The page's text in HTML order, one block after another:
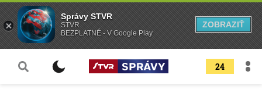
24
Správy STVR
STVR
BEZPLATNÉ - V Google Play
ZOBRAZIŤ